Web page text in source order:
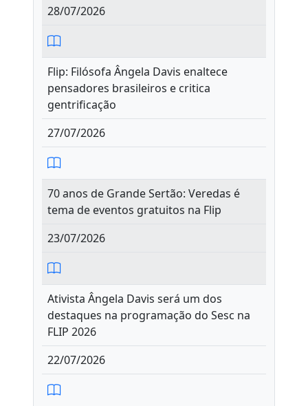
28/07/2026
Flip: Filósofa Ângela Davis enaltece
pensadores brasileiros e critica
gentrificação
27/07/2026
70 anos de Grande Sertão: Veredas é
tema de eventos gratuitos na Flip
23/07/2026
Ativista Ângela Davis será um dos
destaques na programação do Sesc na
FLIP 2026
22/07/2026